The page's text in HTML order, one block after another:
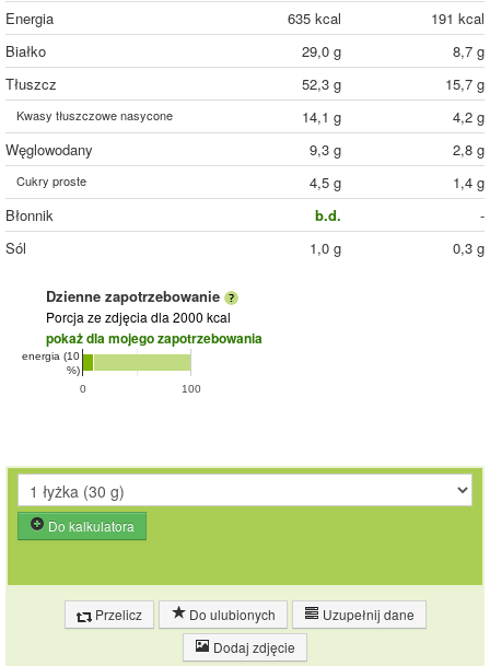
Energia 635 kcal
191 kcal
Białko
29,0 g
8,7 g
Tłuszcz
52,3 g 15,7 g
Kwasy tłuszczowe nasycone 14,1 g
4,2 g
Węglowodany
9,3 g 2,8 g
Cukry proste 4,5 g
1,4 g
Błonnik
b.d.
-
Sól
1,0 g 0,3 g
Dzienne zapotrzebowanie
Porcja ze zdjęcia dla 2000 kcal
pokaż dla mojego zapotrzebowania
0 100
energia (10
%)
Do kalkulatora
Przelicz Do ulubionych
Uzupełnij dane
Dodaj zdjęcie